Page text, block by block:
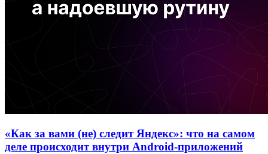
«Как за вами (не) следит Яндекс»: что на самом
деле происходит внутри Android-приложений